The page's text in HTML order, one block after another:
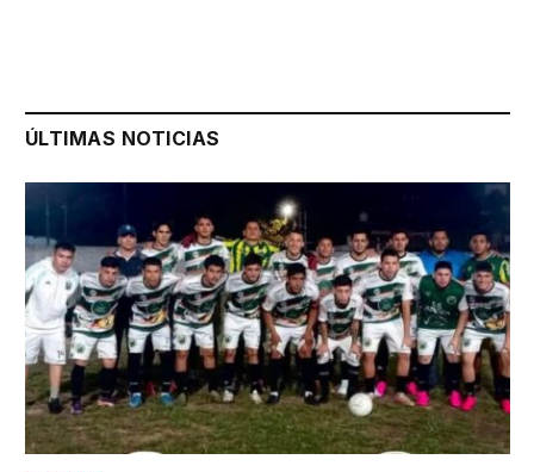
ÚLTIMAS NOTICIAS